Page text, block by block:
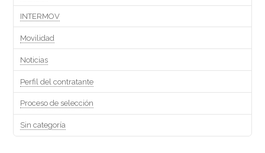
INTERMOV
Movilidad
Noticias
Perfil del contratante
Proceso de selección
Sin categoría